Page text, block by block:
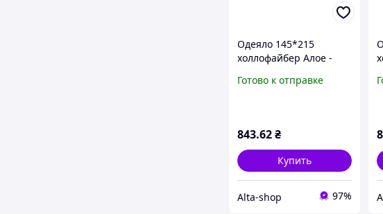
Одеяло 145*215
холлофайбер Алое -
Готово к отправке
843.62₴
Купить
Alta-shop 97%